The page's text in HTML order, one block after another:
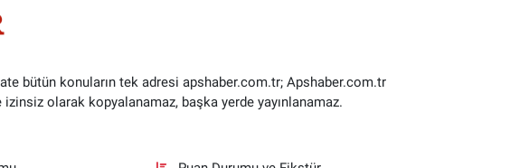
bütün konuların tek adresi apshaber.com.tr; Apshaber.com.tr
olarak kopyalanamaz, başka yerde yayınlanamaz.